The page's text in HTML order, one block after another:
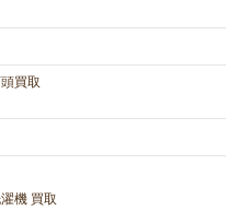
買取
機 買取